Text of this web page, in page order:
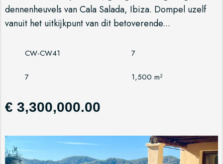
dennenheuvels van Cala Salada, Ibiza. Dompel uzelf
vanuit het uitkijkpunt van dit betoverende...
CW-CW41 7
7 1,500 m²
€ 3,300,000.00